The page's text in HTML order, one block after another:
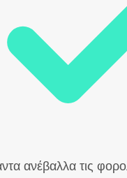
ανέβαλλα τις